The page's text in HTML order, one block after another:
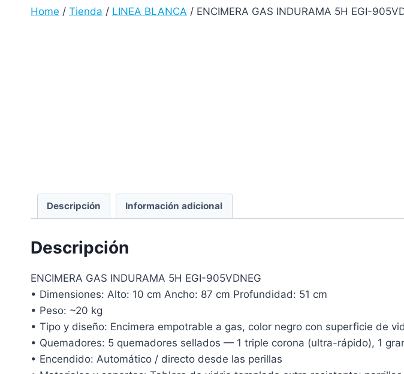
Home / Tienda / LINEA BLANCA / ENCIMERA GAS INDURAMA 5H EGI-
Descripción Información adicional
Descripción
ENCIMERA GAS INDURAMA 5H EGI-905VDNEG
• Dimensiones: Alto: 10 cm Ancho: 87 cm Profundidad: 51 cm
• Peso: ~20 kg
• Tipo y diseño: Encimera empotrable a gas, color negro con superficie de
• Quemadores: 5 quemadores sellados — 1 triple corona (ultra-rápido), 1
• Encendido: Automático / directo desde las perillas